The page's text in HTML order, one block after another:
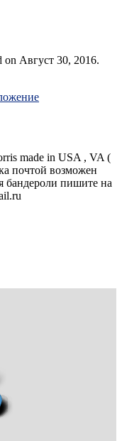
Август 30, 2016.
made in USA , VA (
почтой возможен
бандероли пишите на